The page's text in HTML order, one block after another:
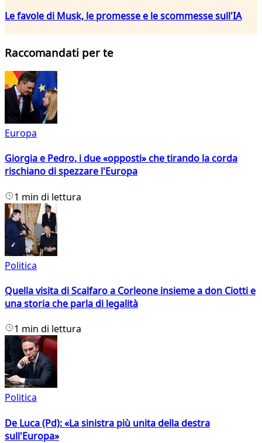
Le favole di Musk, le promesse e le scommesse sull'IA
Raccomandati per te
Europa
Giorgia e Pedro, i due «opposti» che tirando la corda
rischiano di spezzare l'Europa
1 min di lettura
Politica
Quella visita di Scalfaro a Corleone insieme a don Ciotti e
una storia che parla di legalità
1 min di lettura
Politica
De Luca (Pd): «La sinistra più unita della destra
sull'Europa»